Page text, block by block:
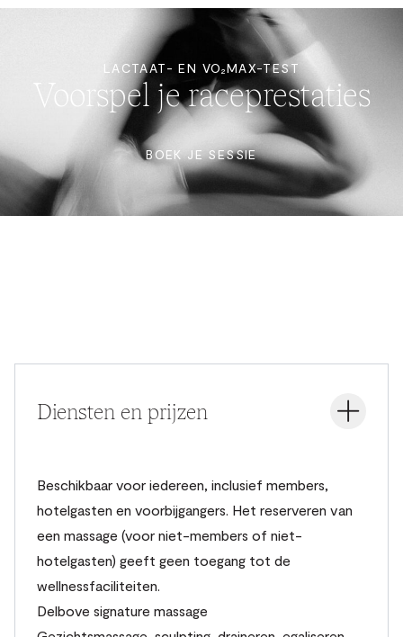
LACTAAT- EN VO₂MAX-TEST
Voorspel je raceprestaties
BOEK JE SESSIE
Diensten en prijzen
Beschikbaar voor iedereen, inclusief members,
hotelgasten en voorbijgangers. Het reserveren van
een massage (voor niet-members of niet-
hotelgasten) geeft geen toegang tot de
wellnessfaciliteiten.
Delbove signature massage